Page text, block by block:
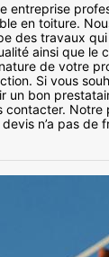
entreprise
en toiture.
des travaux
ainsi que
de votre
Si vous
un bon
contacter. Notre
n’a pas de